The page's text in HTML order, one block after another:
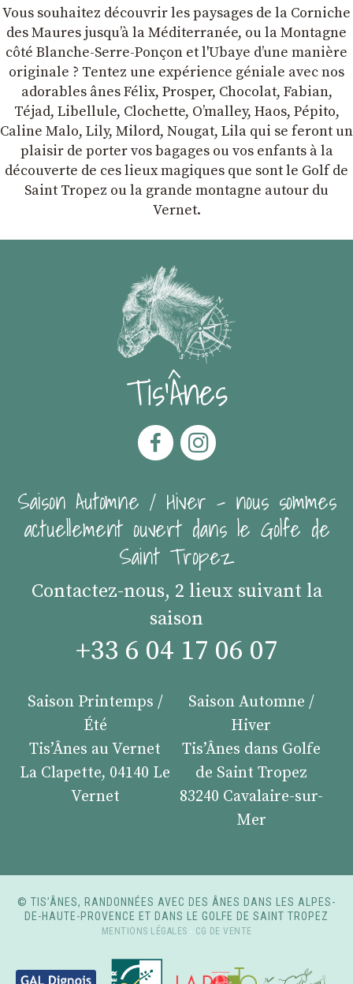
Vous souhaitez découvrir les paysages de la Corniche
des Maures jusqu’à la Méditerranée, ou la Montagne
côté Blanche-Serre-Ponçon et l'Ubaye dʼune manière
originale ? Tentez une expérience géniale avec nos
adorables ânes Félix, Prosper, Chocolat, Fabian,
Téjad, Libellule, Clochette, Oʼmalley, Haos, Pépito,
Caline Malo, Lily, Milord, Nougat, Lila qui se feront un
plaisir de porter vos bagages ou vos enfants à la
découverte de ces lieux magiques que sont le Golf de
Saint Tropez ou la grande montagne autour du
Vernet.
Tis'Ânes
Saison Automne / Hiver - nous sommes
actuellement ouvert dans le Golfe de
Saint Tropez
Contactez-nous, 2 lieux suivant la
saison
+33 6 04 17 06 07
Saison Printemps /
Été
Tis’Ânes au Vernet
La Clapette, 04140 Le
Vernet
Saison Automne /
Hiver
Tis’Ânes dans Golfe
de Saint Tropez
83240 Cavalaire-sur-
Mer
© TIS’ÂNES, RANDONNÉES AVEC DES ÂNES DANS LES ALPES-
DE-HAUTE-PROVENCE ET DANS LE GOLFE DE SAINT TROPEZ
MENTIONS LÉGALES - CG DE VENTE